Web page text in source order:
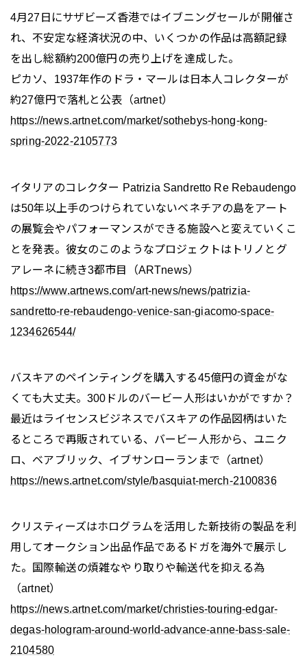
4月27日にサザビーズ香港ではイブニングセールが開催さ
れ、不安定な経済状況の中、いくつかの作品は高額記録
を出し総額約200億円の売り上げを達成した。
ピカソ、1937年作のドラ・マールは日本人コレクターが
約27億円で落札と公表（artnet）
https://news.artnet.com/market/sothebys-hong-kong-
spring-2022-2105773
イタリアのコレクター Patrizia Sandretto Re Rebaudengo
は50年以上手のつけられていないベネチアの島をアート
の展覧会やパフォーマンスができる施設へと変えていくこ
とを発表。彼女のこのようなプロジェクトはトリノとグ
アレーネに続き3都市目（ARTnews）
https://www.artnews.com/art-news/news/patrizia-
sandretto-re-rebaudengo-venice-san-giacomo-space-
1234626544/
バスキアのペインティングを購入する45億円の資金がな
くても大丈夫。300ドルのバービー人形はいかがですか？
最近はライセンスビジネスでバスキアの作品図柄はいた
るところで再販されている、バービー人形から、ユニク
ロ、ベアブリック、イブサンローランまで（artnet）
https://news.artnet.com/style/basquiat-merch-2100836
クリスティーズはホログラムを活用した新技術の製品を利
用してオークション出品作品であるドガを海外で展示し
た。国際輸送の煩雑なやり取りや輸送代を抑える為
（artnet）
https://news.artnet.com/market/christies-touring-edgar-
degas-hologram-around-world-advance-anne-bass-sale-
2104580